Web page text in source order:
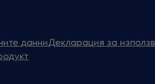
данниДекларация за